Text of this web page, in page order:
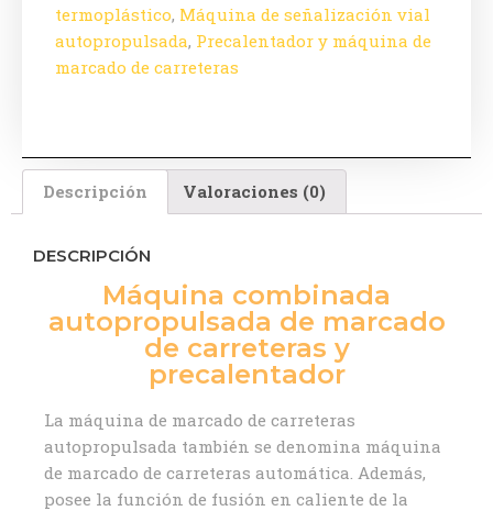
termoplástico, Máquina de señalización vial
autopropulsada, Precalentador y máquina de
marcado de carreteras
Descripción Valoraciones (0)
DESCRIPCIÓN
Máquina combinada
autopropulsada de marcado
de carreteras y
precalentador
La máquina de marcado de carreteras
autopropulsada también se denomina máquina
de marcado de carreteras automática. Además,
posee la función de fusión en caliente de la